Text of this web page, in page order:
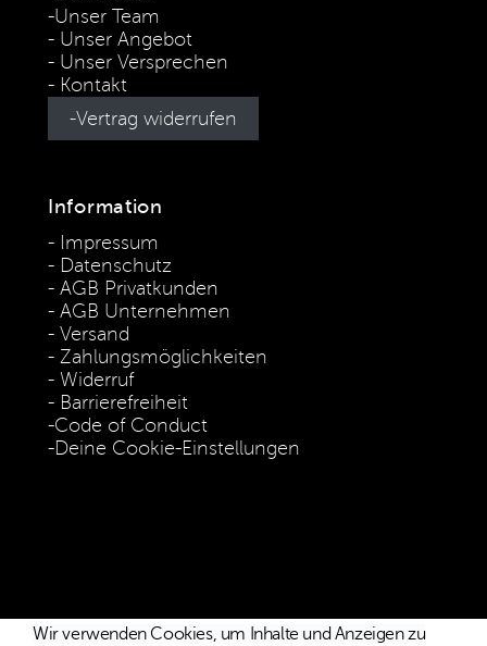
Unser Team
Unser Angebot
Unser Versprechen
Kontakt
Vertrag widerrufen
Information
Impressum
Datenschutz
AGB Privatkunden
AGB Unternehmen
Versand
Zahlungsmöglichkeiten
Widerruf
Barrierefreiheit
Code of Conduct
Deine Cookie-Einstellungen
Wir verwenden Cookies, um Inhalte und Anzeigen zu